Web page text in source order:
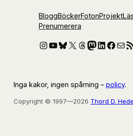
BloggBöckerFotonProjekt
Prenumerera
Instagram
YouTube
Bluesky
X Threads
Mastodon
LinkedIn
E-
Inga kakor, ingen spårning – policy.
Copyright © 1997—2026 Thord D.